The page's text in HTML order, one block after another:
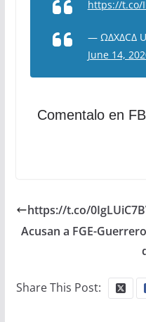
https://t.co/
— ΩΔXΔCΔ
June 14,
Comentalo en FB
https://t.co/
Acusan a FGE-
Share This Post: